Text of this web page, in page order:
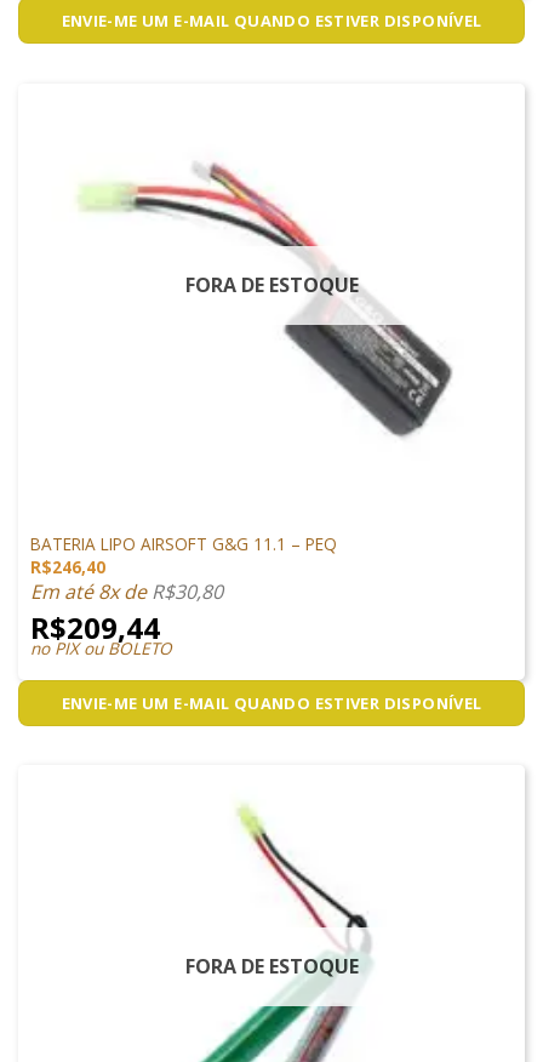
ENVIE-ME UM E-MAIL QUANDO ESTIVER DISPONÍVEL
FORA DE ESTOQUE
BATERIA LIPO AIRSOFT G&G 11.1 – PEQ
R$246,40
Em até 8x deR$30,80
R$209,44
no PIX ou BOLETO
ENVIE-ME UM E-MAIL QUANDO ESTIVER DISPONÍVEL
FORA DE ESTOQUE